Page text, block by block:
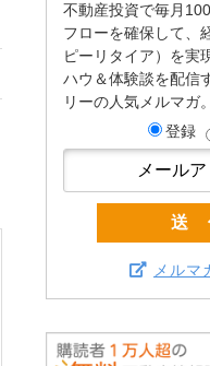
不動産投資で毎月
フローを確保して、
ピーリタイア）を実
ハウ＆体験談を配信
リーの人気メルマガ。
登録
メルマ